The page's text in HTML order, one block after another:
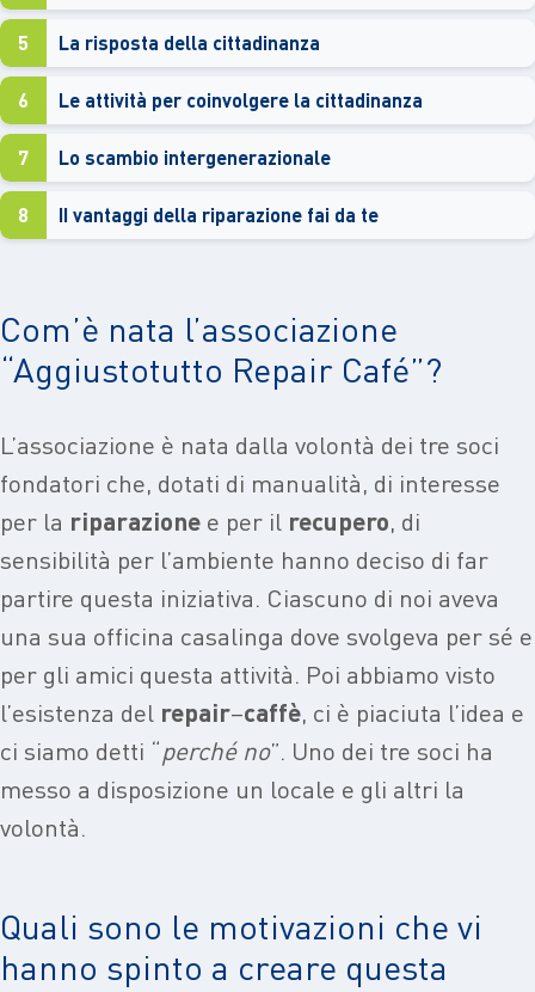
5 La risposta della cittadinanza
6 Le attività per coinvolgere la cittadinanza
7 Lo scambio intergenerazionale
8 II vantaggi della riparazione fai da te
Com’è nata l’associazione
“Aggiustotutto Repair Café”?
L’associazione è nata dalla volontà dei tre soci
fondatori che, dotati di manualità, di interesse
per la riparazione e per il recupero, di
sensibilità per l’ambiente hanno deciso di far
partire questa iniziativa. Ciascuno di noi aveva
una sua officina casalinga dove svolgeva per sé e
per gli amici questa attività. Poi abbiamo visto
l’esistenza del repair–caffè, ci è piaciuta l’idea e
ci siamo detti “perché no”. Uno dei tre soci ha
messo a disposizione un locale e gli altri la
volontà.
Quali sono le motivazioni che vi
hanno spinto a creare questa